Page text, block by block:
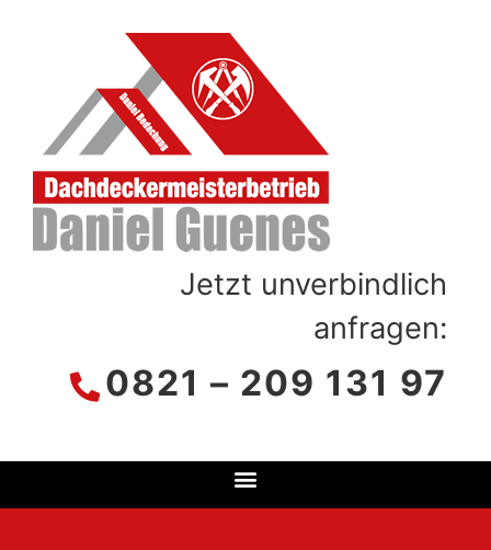
Jetzt unverbindlich
anfragen:
0821 – 209 131 97